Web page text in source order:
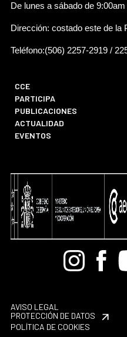
De lunes a sábado de
Dirección: costado este de la
Teléfono:(506) 2257-2919 /
CCE
PARTICIPA
PUBLICACIONES
ACTUALIDAD
EVENTOS
BandcampInstagram
AVISO LEGAL
PROTECCIÓN DE DATOS
POLÍTICA DE COOKIES